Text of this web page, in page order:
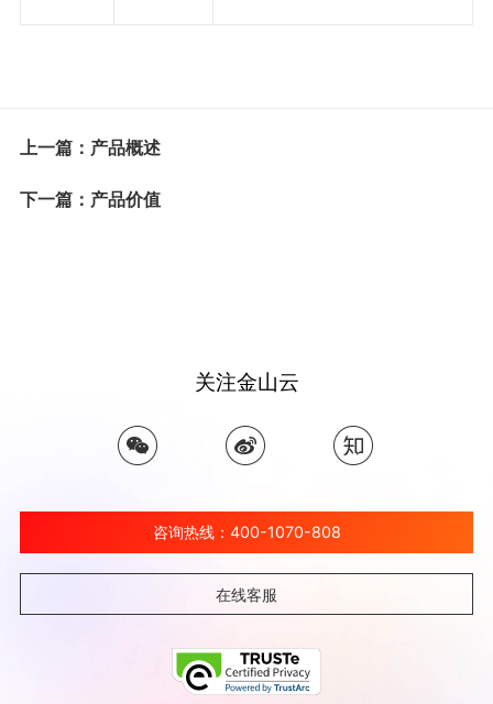
上一篇：产品概述
下一篇：产品价值
关注金山云
咨询热线：400-1070-808
在线客服